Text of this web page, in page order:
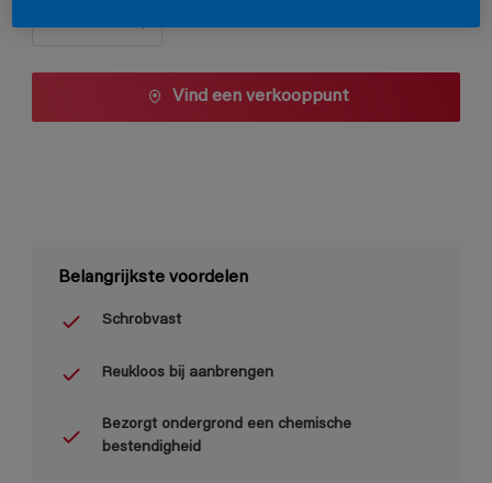
Vind een verkooppunt
Belangrijkste voordelen
Schrobvast
Reukloos bij aanbrengen
Bezorgt ondergrond een chemische
bestendigheid